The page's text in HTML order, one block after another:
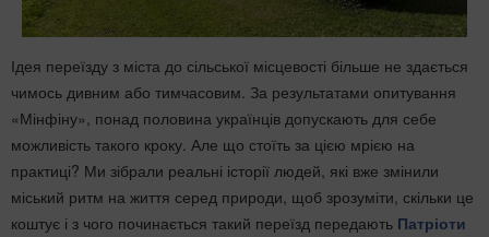
Ідея переїзду з міста до сільської місцевості більше не здається
чимось дивним або тимчасовим. За результатами опитування
«Мінфіну», понад половина українців допускають для себе
можливість такого кроку. Але що стоїть за цією мрією на
практиці? Ми зібрали реальні історії людей, які вже змінили
міський ритм на життя серед природи, щоб зрозуміти, скільки це
коштує і з чого починається такий переїзд передають Патріоти